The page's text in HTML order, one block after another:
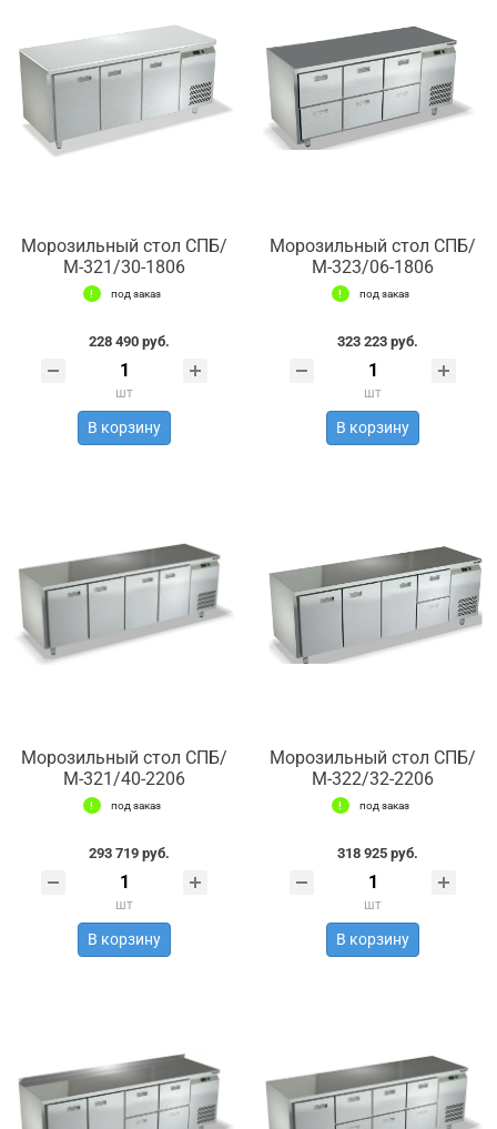
Морозильный стол СПБ/
М-321/30-1806
под заказ
228 490 руб.
шт
В корзину
Морозильный стол СПБ/
М-323/06-1806
под заказ
323 223 руб.
шт
В корзину
Морозильный стол СПБ/
М-321/40-2206
под заказ
293 719 руб.
шт
В корзину
Морозильный стол СПБ/
М-322/32-2206
под заказ
318 925 руб.
шт
В корзину